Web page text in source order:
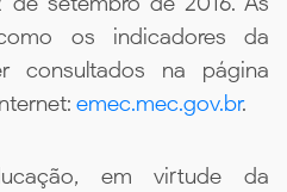
os indicadores da
consultados na página
emec.mec.gov.br.
em virtude da